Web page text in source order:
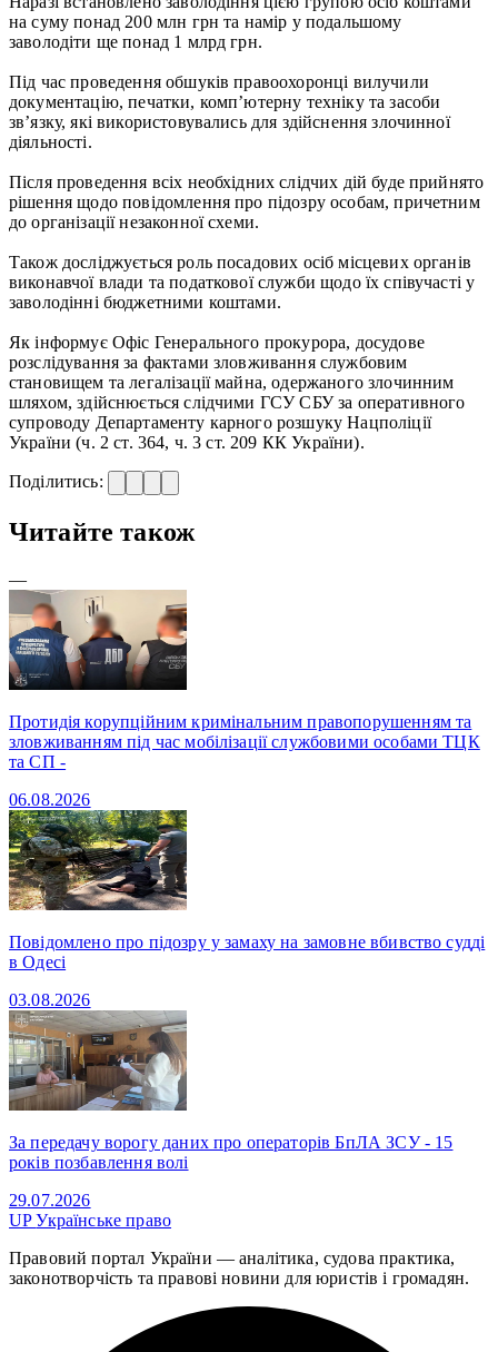
на суму понад 200 млн грн та намір у подальшому
заволодіти ще понад 1 млрд грн.
Під час проведення обшуків правоохоронці вилучили
документацію, печатки, комп’ютерну техніку та засоби
зв’язку, які використовувались для здійснення злочинної
діяльності.
Після проведення всіх необхідних слідчих дій буде прийнято
рішення щодо повідомлення про підозру особам, причетним
до організації незаконної схеми.
Також досліджується роль посадових осіб місцевих органів
виконавчої влади та податкової служби щодо їх співучасті у
заволодінні бюджетними коштами.
Як інформує Офіс Генерального прокурора, досудове
розслідування за фактами зловживання службовим
становищем та легалізації майна, одержаного злочинним
шляхом, здійснюється слідчими ГСУ СБУ за оперативного
супроводу Департаменту карного розшуку Нацполіції
України (ч. 2 ст. 364, ч. 3 ст. 209 КК України).
Поділитись:
Читайте також
—
Протидія корупційним кримінальним правопорушенням та
зловживанням під час мобілізації службовими особами ТЦК
та СП -
06.08.2026
Повідомлено про підозру у замаху на замовне вбивство судді
в Одесі
03.08.2026
За передачу ворогу даних про операторів БпЛА ЗСУ - 15
років позбавлення волі
29.07.2026
UPУкраїнське право
Правовий портал України — аналітика, судова практика,
законотворчість та правові новини для юристів і громадян.